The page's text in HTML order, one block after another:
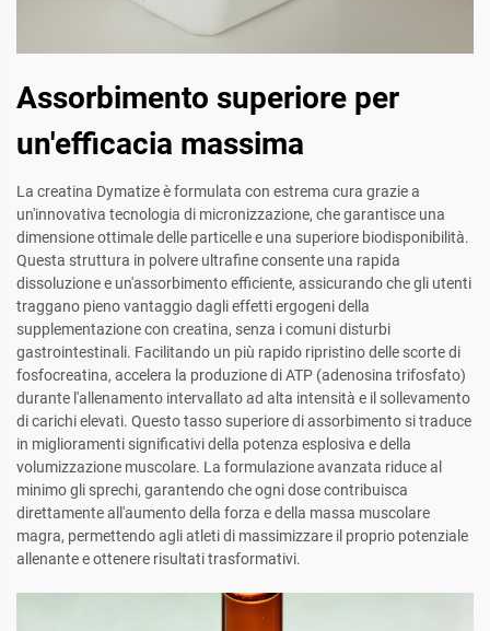
Assorbimento superiore per
un'efficacia massima
La creatina Dymatize è formulata con estrema cura grazie a
un'innovativa tecnologia di micronizzazione, che garantisce una
dimensione ottimale delle particelle e una superiore biodisponibilità.
Questa struttura in polvere ultrafine consente una rapida
dissoluzione e un'assorbimento efficiente, assicurando che gli utenti
traggano pieno vantaggio dagli effetti ergogeni della
supplementazione con creatina, senza i comuni disturbi
gastrointestinali. Facilitando un più rapido ripristino delle scorte di
fosfocreatina, accelera la produzione di ATP (adenosina trifosfato)
durante l'allenamento intervallato ad alta intensità e il sollevamento
di carichi elevati. Questo tasso superiore di assorbimento si traduce
in miglioramenti significativi della potenza esplosiva e della
volumizzazione muscolare. La formulazione avanzata riduce al
minimo gli sprechi, garantendo che ogni dose contribuisca
direttamente all'aumento della forza e della massa muscolare
magra, permettendo agli atleti di massimizzare il proprio potenziale
allenante e ottenere risultati trasformativi.